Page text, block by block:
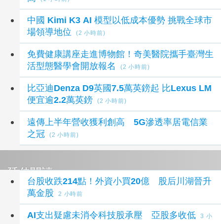
中國 Kimi K3 AI 模型以低成本優勢 挑戰全球市
場領導地位
(2 小時前)
免費健康講座走進博物館！奇美醫院攜手臺灣生
活型態醫學會開放報名
(2 小時前)
比亞迪Denza D9英國7.5萬英鎊起 比Lexus LM
便宜逾2.2萬英鎊
(2 小時前)
遠傳上半年營收獲利創高 5G滲透率居電信業
之冠
(2 小時前)
延伸閱讀
台股收跌214點！外資小買20億 股后川湖晉升
萬金股
2 小時前
AI支出疑慮未消令科技股承壓 亞股多收低
3 小